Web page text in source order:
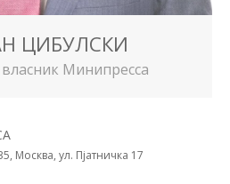
ЦИБУЛСКИ
Минипресса
Москва, ул. Пјатничка 17